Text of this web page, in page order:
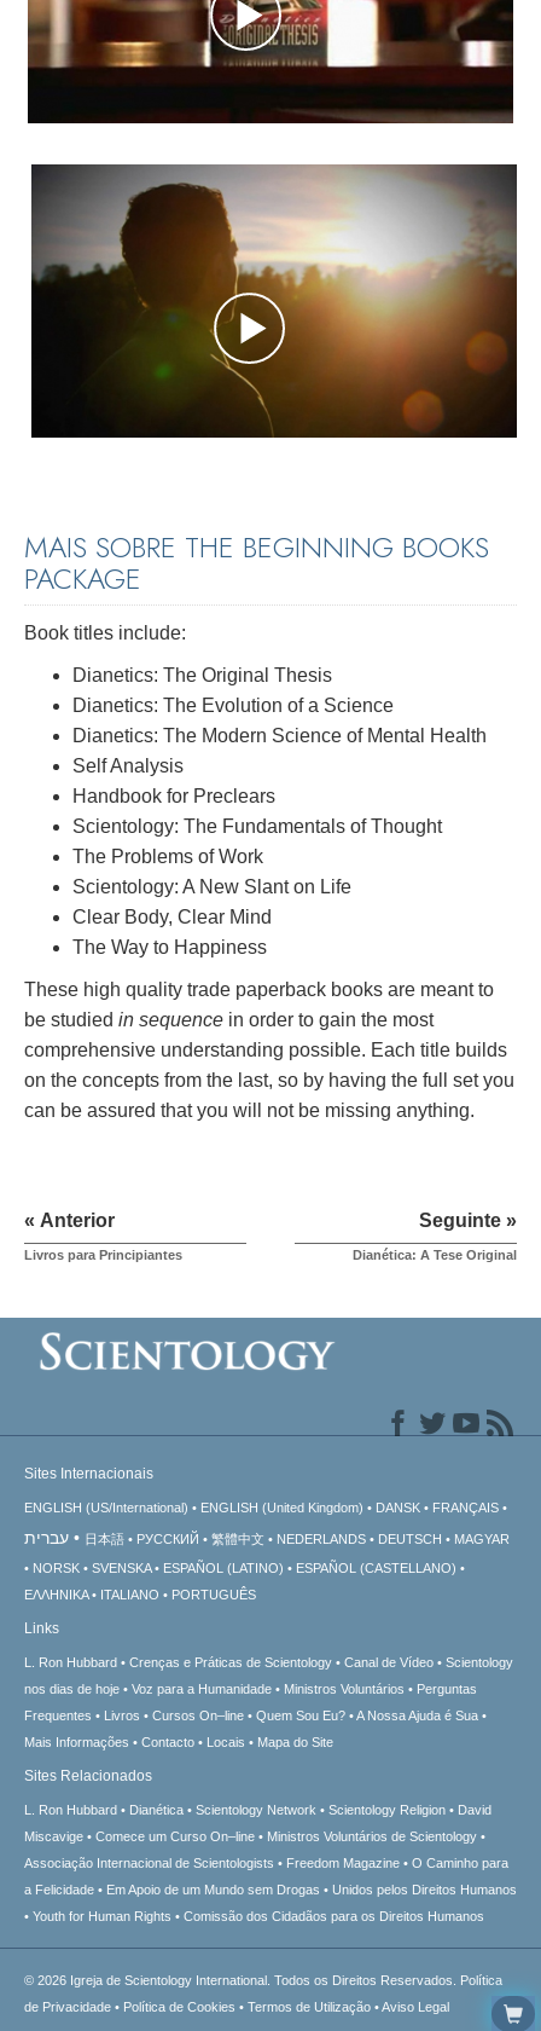
MAIS SOBRE THE BEGINNING BOOKS
PACKAGE
Book titles include:
Dianetics: The Original Thesis
Dianetics: The Evolution of a Science
Dianetics: The Modern Science of Mental Health
Self Analysis
Handbook for Preclears
Scientology: The Fundamentals of Thought
The Problems of Work
Scientology: A New Slant on Life
Clear Body, Clear Mind
The Way to Happiness
These high quality trade paperback books are meant to
be studied in sequence in order to gain the most
comprehensive understanding possible. Each title builds
on the concepts from the last, so by having the full set you
can be assured that you will not be missing anything.
« Anterior
Livros para Principiantes
Seguinte »
Dianética: A Tese Original
Sites Internacionais
ENGLISH (US/International) ENGLISH (United Kingdom) DANSK FRANÇAIS
עברית 日本語 РУССКИЙ 繁體中文 NEDERLANDS DEUTSCH
MAGYAR
NORSK
SVENSKA ESPAÑOL (LATINO)
ESPAÑOL (CASTELLANO)
ΕΛΛΗΝΙΚA
ITALIANO PORTUGUÊS
Links
L. Ron Hubbard Crenças e Práticas de Scientology Canal de Vídeo
Scientology
nos dias de hoje
Voz para a Humanidade Ministros Voluntários
Perguntas
Frequentes
Livros Cursos On–line Quem Sou Eu?
A Nossa Ajuda é Sua
Mais Informações
Contacto Locais Mapa do Site
Sites Relacionados
L. Ron Hubbard Dianética Scientology Network Scientology Religion
David
Miscavige
Comece um Curso On–line
Ministros Voluntários de Scientology
Associação Internacional de Scientologists
Freedom Magazine
O Caminho para
a Felicidade
Em Apoio de um Mundo sem Drogas
Unidos pelos Direitos Humanos
Youth for Human Rights
Comissão dos Cidadãos para os Direitos Humanos
© 2026 Igreja de Scientology International. Todos os Direitos Reservados. Política
de Privacidade • Política de Cookies • Termos de Utilização •Aviso Legal